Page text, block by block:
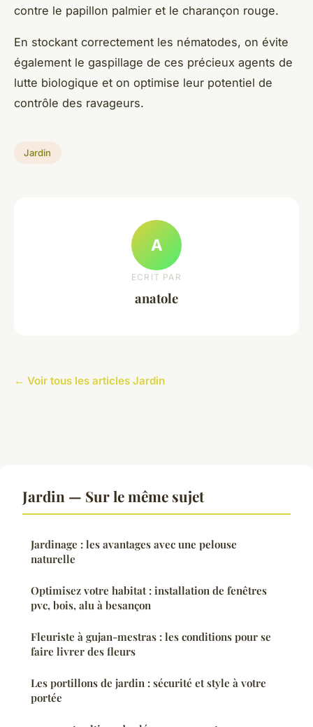
contre le papillon palmier et le charançon rouge.
En stockant correctement les nématodes, on évite
également le gaspillage de ces précieux agents de
lutte biologique et on optimise leur potentiel de
contrôle des ravageurs.
Jardin
A
ECRIT PAR
anatole
← Voir tous les articles Jardin
Jardin — Sur le même sujet
Jardinage : les avantages avec une pelouse
naturelle
Optimisez votre habitat : installation de fenêtres
pvc, bois, alu à besançon
Fleuriste à gujan-mestras : les conditions pour se
faire livrer des fleurs
Les portillons de jardin : sécurité et style à votre
portée